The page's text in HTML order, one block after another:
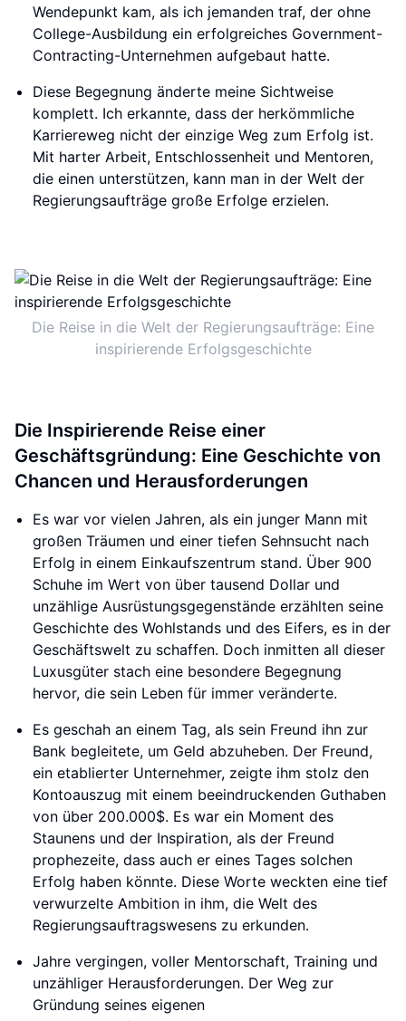
Wendepunkt kam, als ich jemanden traf, der ohne
College-Ausbildung ein erfolgreiches Government-
Contracting-Unternehmen aufgebaut hatte.
Diese Begegnung änderte meine Sichtweise
komplett. Ich erkannte, dass der herkömmliche
Karriereweg nicht der einzige Weg zum Erfolg ist.
Mit harter Arbeit, Entschlossenheit und Mentoren,
die einen unterstützen, kann man in der Welt der
Regierungsaufträge große Erfolge erzielen.
Die Reise in die Welt der Regierungsaufträge: Eine
inspirierende Erfolgsgeschichte
Die Inspirierende Reise einer
Geschäftsgründung: Eine Geschichte von
Chancen und Herausforderungen
Es war vor vielen Jahren, als ein junger Mann mit
großen Träumen und einer tiefen Sehnsucht nach
Erfolg in einem Einkaufszentrum stand. Über 900
Schuhe im Wert von über tausend Dollar und
unzählige Ausrüstungsgegenstände erzählten seine
Geschichte des Wohlstands und des Eifers, es in der
Geschäftswelt zu schaffen. Doch inmitten all dieser
Luxusgüter stach eine besondere Begegnung
hervor, die sein Leben für immer veränderte.
Es geschah an einem Tag, als sein Freund ihn zur
Bank begleitete, um Geld abzuheben. Der Freund,
ein etablierter Unternehmer, zeigte ihm stolz den
Kontoauszug mit einem beeindruckenden Guthaben
von über 200.000$. Es war ein Moment des
Staunens und der Inspiration, als der Freund
prophezeite, dass auch er eines Tages solchen
Erfolg haben könnte. Diese Worte weckten eine tief
verwurzelte Ambition in ihm, die Welt des
Regierungsauftragswesens zu erkunden.
Jahre vergingen, voller Mentorschaft, Training und
unzähliger Herausforderungen. Der Weg zur
Gründung seines eigenen